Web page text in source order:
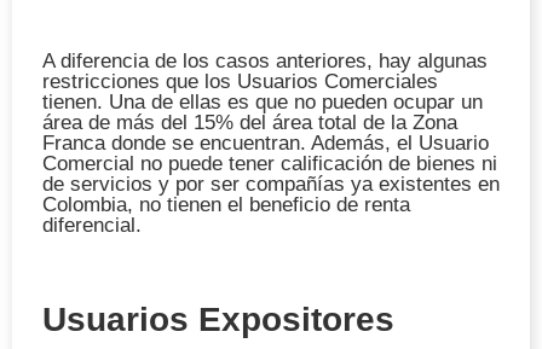
A diferencia de los casos anteriores, hay algunas
restricciones que los Usuarios Comerciales
tienen. Una de ellas es que no pueden ocupar un
área de más del 15% del área total de la Zona
Franca donde se encuentran. Además, el Usuario
Comercial no puede tener calificación de bienes ni
de servicios y por ser compañías ya existentes en
Colombia, no tienen el beneficio de renta
diferencial.
Usuarios Expositores